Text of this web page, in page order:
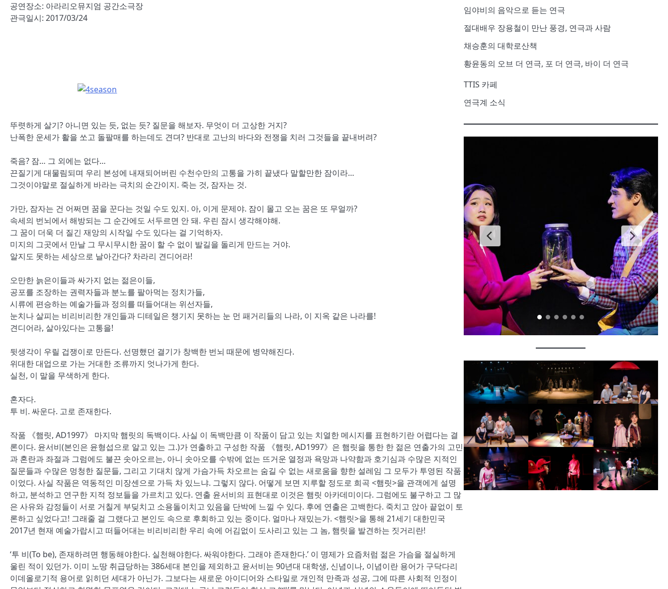
공연장소: 아라리오뮤지엄 공간소극장
관극일시: 2017/03/24
뚜렷하게 살기? 아니면 있는 듯, 없는 듯? 질문을 해보자. 무엇이 더 고상한 거지?
난폭한 운세가 활을 쏘고 돌팔매를 하는데도 견뎌? 반대로 고난의 바다와 전쟁을 치러 그것들을 끝내버려?
죽음? 잠… 그 외에는 없다…
끈질기게 대물림되며 우리 본성에 내재되어버린 수천수만의 고통을 가히 끝냈다 말할만한 잠이라…
그것이야말로 절실하게 바라는 극치의 순간이지. 죽는 것, 잠자는 것.
가만, 잠자는 건 어쩌면 꿈을 꾼다는 것일 수도 있지. 아, 이게 문제야. 잠이 몰고 오는 꿈은 또 무얼까?
속세의 번뇌에서 해방되는 그 순간에도 서두르면 안 돼. 우린 잠시 생각해야해.
그 꿈이 더욱 더 질긴 재앙의 시작일 수도 있다는 걸 기억하자.
미지의 그곳에서 만날 그 무시무시한 꿈이 할 수 없이 발길을 돌리게 만드는 거야.
알지도 못하는 세상으로 날아간다? 차라리 견디어라!
오만한 늙은이들과 싸가지 없는 젊은이들,
공포를 조장하는 권력자들과 분노를 팔아먹는 정치가들,
시류에 편승하는 예술가들과 정의를 떠들어대는 위선자들,
눈치나 살피는 비리비리한 개인들과 디테일은 챙기지 못하는 눈 먼 패거리들의 나라, 이 지옥 같은 나라를!
견디어라, 살아있다는 고통을!
뒷생각이 우릴 겁쟁이로 만든다. 선명했던 결기가 창백한 번뇌 때문에 병약해진다.
위대한 대업으로 가는 거대한 조류까지 엇나가게 한다.
실천, 이 말을 무색하게 한다.
혼자다.
투 비. 싸운다. 고로 존재한다.
작품 《햄릿, AD1997》 마지막 햄릿의 독백이다. 사실 이 독백만큼 이 작품이 담고 있는 치열한 메시지를 표현하기란 어렵다는 결
론이다. 윤서비(본인은 윤형섭으로 알고 있는 그.)가 연출하고 구성한 작품 《햄릿, AD1997》은 햄릿을 통한 한 젊은 연출가의 고민
과 혼란과 좌절과 그럼에도 불끈 솟아오르는, 아니 솟아오를 수밖에 없는 뜨거운 열정과 욕망과 나약함과 호기심과 수많은 지적인
질문들과 수많은 멍청한 질문들, 그리고 기대치 않게 가슴가득 차오르는 숨길 수 없는 새로움을 향한 설레임 그 모두가 투영된 작품
이었다. 사실 작품은 역동적인 미장센으로 가득 차 있느냐. 그렇지 않다. 어떻게 보면 지루할 정도로 희곡 <햄릿>을 관객에게 설명
하고, 분석하고 연구한 지적 정보들을 가르치고 있다. 연출 윤서비의 표현대로 이것은 햄릿 아카데미이다. 그럼에도 불구하고 그 많
은 사유와 감정들이 서로 거칠게 부딪치고 소용돌이치고 있음을 단박에 느낄 수 있다. 후에 연출은 고백한다. 죽치고 앉아 끝없이 토
론하고 싶었다고! 그래줄 걸 그랬다고 본인도 속으로 후회하고 있는 중이다. 얼마나 재밌는가. <햄릿>을 통해 21세기 대한민국
2017년 현재 예술가랍시고 떠들어대는 비리비리한 우리 속에 어김없이 도사리고 있는 그 놈, 햄릿을 발견하는 짓거리란!
‘투 비(To be), 존재하려면 행동해야한다. 실천해야한다. 싸워야한다. 그래야 존재한다.’ 이 명제가 요즘처럼 젊은 가슴을 절실하게
울린 적이 있던가. 이미 노땅 취급당하는 386세대 본인을 제외하고 윤서비는 90년대 대학생, 신념이나, 이념이란 용어가 구닥다리
이데올로기적 용어로 읽히던 세대가 아닌가. 그보다는 새로운 아이디어와 스타일로 개인적 만족과 성공, 그에 따른 사회적 인정이
임야비의 음악으로 듣는 연극
절대배우 장용철이 만난 풍경, 연극과 사람
채승훈의 대학로산책
황윤동의 오브 더 연극, 포 더 연극, 바이 더 연극
TTIS 카페
연극계 소식